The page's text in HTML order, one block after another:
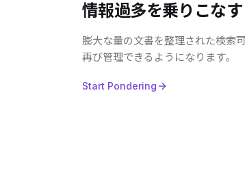
情報過多を乗りこなす
膨大な量の文書を整理された検索
再び管理できるようになります。
Start Pondering